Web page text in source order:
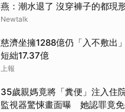
燕：潮水退了 沒穿褲子的都現
Newtalk
慈濟坐擁1288億仍「入不敷
短絀17.37億
上報
35歲親媽竟將「糞便」注入住
監視器驚悚畫面曝 她認罪竟